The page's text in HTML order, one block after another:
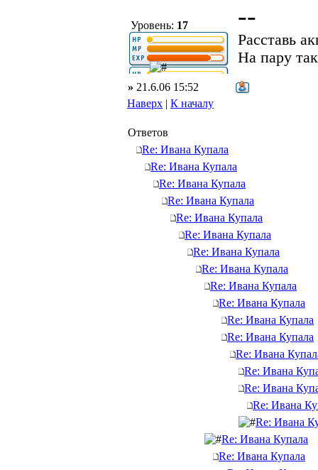
Уровень: 17 --
Расставь
На пару
» 21.6.06 15:52
Наверх | К началу
Ответов
Re: Ивана Купала
Re: Ивана Купала
Re: Ивана Купала
Re: Ивана Купала
Re: Ивана Купала
Re: Ивана Купала
Re: Ивана Купала
Re: Ивана Купала
Re: Ивана Купала
Re: Ивана Купала
Re: Ивана Купала
Re: Ивана Купала
Re: Ивана
Re: Ивана
Re: Ивана
Re: Ивана
Re: Ивана
Re: Ивана Купала
Re: Ивана Купала